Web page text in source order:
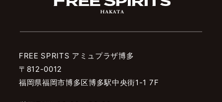
FREE SPRITS アミュプラザ博多
〒812-0012
福岡県福岡市博多区博多駅中央街1-1 7F